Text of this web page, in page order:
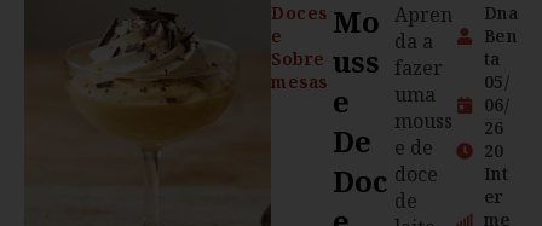
Doces
e
Sobre
mesas
Mo
Uss
E
De
Doc
Apren
da a
fazer
uma
mouss
e de
doce
de
Dna
Ben
ta
05/
06/
26
20
Int
er
me